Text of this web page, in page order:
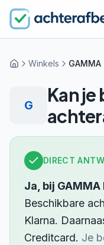
HomeWinkels GAMMA
G Kan je
DIRECT
Ja, bij GAMMA
Beschikbare
Klarna.
Creditcard. Je